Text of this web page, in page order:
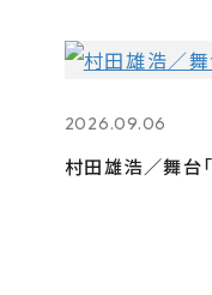
2026.09.06
村田雄浩／舞台「